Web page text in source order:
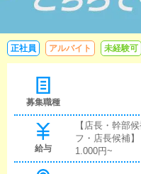
正社員 アルバイト 未経験可
募集職種
給与
【店長・幹部
フ・店長候補
1.000円~